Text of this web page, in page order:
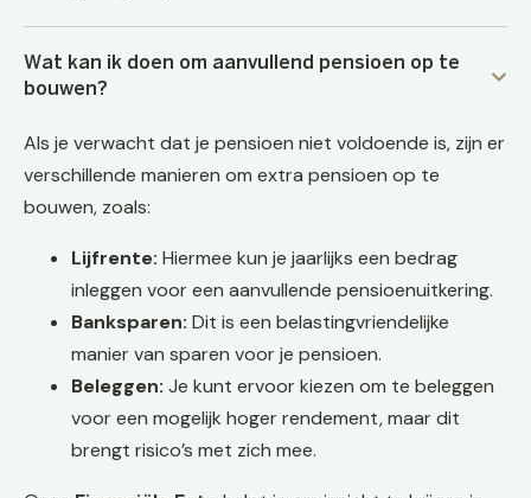
Wat kan ik doen om aanvullend pensioen op te
bouwen?
Als je verwacht dat je pensioen niet voldoende is, zijn er
verschillende manieren om extra pensioen op te
bouwen, zoals:
Lijfrente: Hiermee kun je jaarlijks een bedrag
inleggen voor een aanvullende pensioenuitkering.
Banksparen: Dit is een belastingvriendelijke
manier van sparen voor je pensioen.
Beleggen: Je kunt ervoor kiezen om te beleggen
voor een mogelijk hoger rendement, maar dit
brengt risico’s met zich mee.